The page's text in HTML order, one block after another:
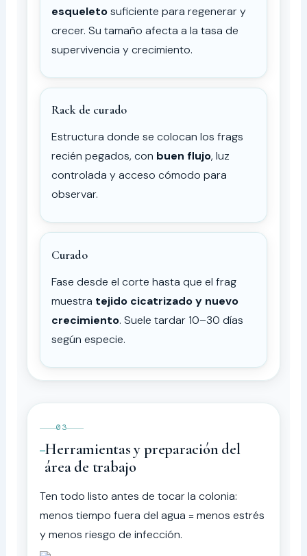
esqueletosuficiente para regenerar y
crecer. Su tamaño afecta a la tasa de
supervivencia y crecimiento.
Rack de curado
Estructura donde se colocan los frags
recién pegados, con buen flujo, luz
controlada y acceso cómodo para
observar.
Curado
Fase desde el corte hasta que el frag
muestra tejido cicatrizado y nuevo
crecimiento. Suele tardar 10–30 días
según especie.
03
Herramientas y preparación del
área de trabajo
Ten todo listo antes de tocar la colonia:
menos tiempo fuera del agua = menos estrés
y menos riesgo de infección.